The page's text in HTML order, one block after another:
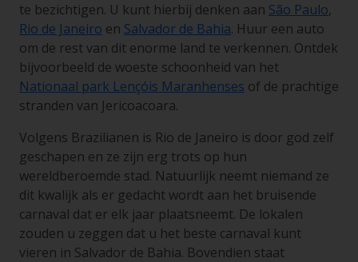
te bezichtigen. U kunt hierbij denken aan São Paulo,
Rio de Janeiro en Salvador de Bahia. Huur een auto
om de rest van dit enorme land te verkennen. Ontdek
bijvoorbeeld de woeste schoonheid van het
Nationaal park Lençóis Maranhenses of de prachtige
stranden van Jericoacoara.
Volgens Brazilianen is Rio de Janeiro is door god zelf
geschapen en ze zijn erg trots op hun
wereldberoemde stad. Natuurlijk neemt niemand ze
dit kwalijk als er gedacht wordt aan het bruisende
carnaval dat er elk jaar plaatsneemt. De lokalen
zouden u zeggen dat u het beste carnaval kunt
vieren in Salvador de Bahia. Bovendien staat